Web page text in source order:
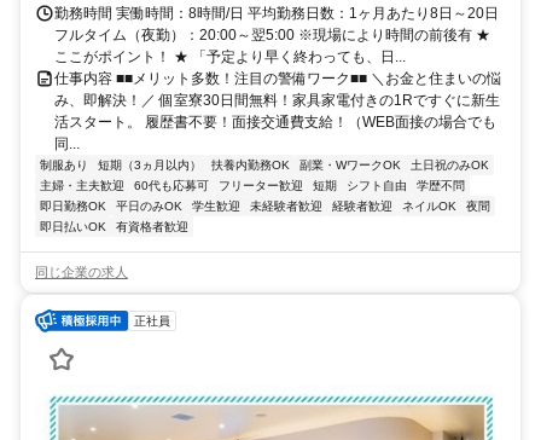
勤務時間 実働時間：8時間/日 平均勤務日数：1ヶ月あたり8日～20日
フルタイム（夜勤）：20:00～翌5:00 ※現場により時間の前後有 ★
ここがポイント！ ★ 「予定より早く終わっても、日...
仕事内容 ■■メリット多数！注目の警備ワーク■■ ＼お金と住まいの悩
み、即解決！／ 個室寮30日間無料！家具家電付きの1Rですぐに新生
活スタート。 履歴書不要！面接交通費支給！（WEB面接の場合でも
同...
制服あり 短期（3ヵ月以内） 扶養内勤務OK 副業・WワークOK
土日祝のみOK
主婦・主夫歓迎
60代も応募可 フリーター歓迎 短期 シフト自由
学歴不問
即日勤務OK
平日のみOK 学生歓迎 未経験者歓迎 経験者歓迎 ネイルOK
夜間
即日払いOK
有資格者歓迎
同じ企業の求人
正社員